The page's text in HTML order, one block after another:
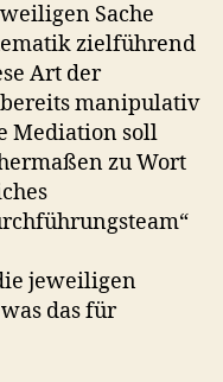
Sache
zielführend
Art der
manipulativ
Mediation soll
zu Wort
jeweiligen
das für